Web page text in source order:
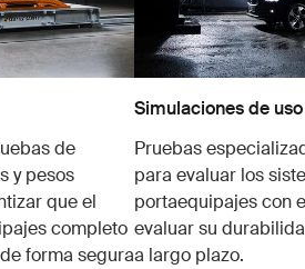
de
y pesos
que el
completo
forma segura
Simulaciones de
Pruebas
para evaluar los
portaequipajes con
evaluar su
a largo plazo.